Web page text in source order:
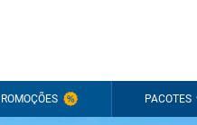
PACOTES